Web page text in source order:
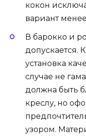
кокон
вариант
В барокко и
допускается.
установка
случае не
должна быть
креслу, но
узором.